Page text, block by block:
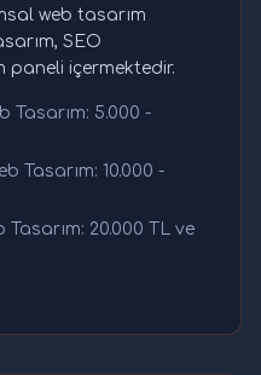
web tasarım
SEO
paneli içermektedir.
Tasarım: 5.000 -
Tasarım: 10.000 -
20.000 TL ve